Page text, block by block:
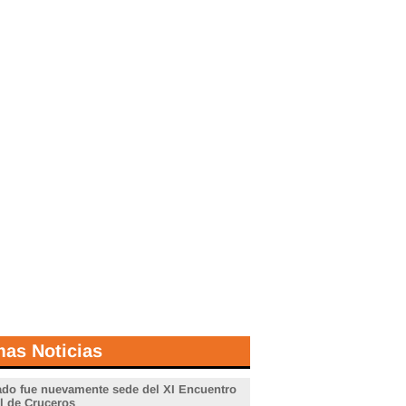
Noticias
fue nuevamente sede del XI Encuentro
de Cruceros